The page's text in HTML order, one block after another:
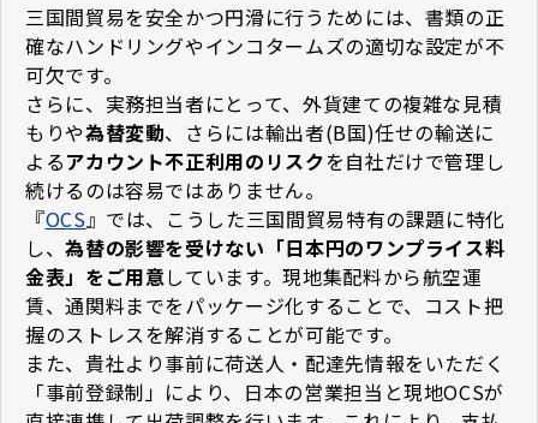
三国間貿易を安全かつ円滑に行うためには、書類の正
確なハンドリングやインコタームズの適切な設定が不
可欠です。
さらに、実務担当者にとって、外貨建ての複雑な見積
もりや為替変動、さらには輸出者(B国)任せの輸送に
よるアカウント不正利用のリスクを自社だけで管理し
続けるのは容易ではありません。
『OCS』では、こうした三国間貿易特有の課題に特化
し、為替の影響を受けない「日本円のワンプライス料
金表」をご用意しています。現地集配料から航空運
賃、通関料までをパッケージ化することで、コスト把
握のストレスを解消することが可能です。
また、貴社より事前に荷送人・配達先情報をいただく
「事前登録制」により、日本の営業担当と現地OCSが